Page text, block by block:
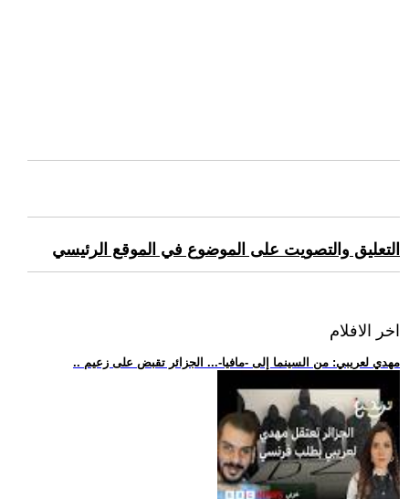
التعليق والتصويت على الموضوع في الموقع الرئيسي
اخر الافلام
.. مهدي لعريبي: من السينما إلى -مافيا-... الجزائر تقبض على زعيم